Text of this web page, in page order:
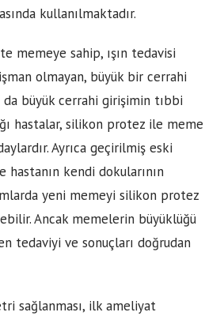
kullanılmaktadır.
memeye sahip, ışın tedavisi
olmayan, büyük bir cerrahi
büyük cerrahi girişimin tıbbi
hastalar, silikon protez ile meme
Ayrıca geçirilmiş eski
kendi dokularının
yeni memeyi silikon protez
Ancak memelerin büyüklüğü
tedaviyi ve sonuçları doğrudan
sağlanması, ilk ameliyat